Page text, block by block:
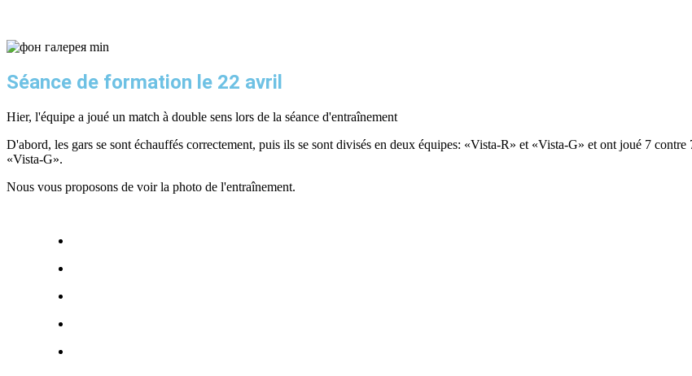
Séance de formation le 22 avril
Hier, l'équipe a joué un match à double sens lors de la séance d'entraînement
D'abord, les gars se sont échauffés correctement, puis ils se sont divisés en deux équipes: «Vista-R» et «Vista-G» et ont joué 7
«Vista-G».
Nous vous proposons de voir la photo de l'entraînement.